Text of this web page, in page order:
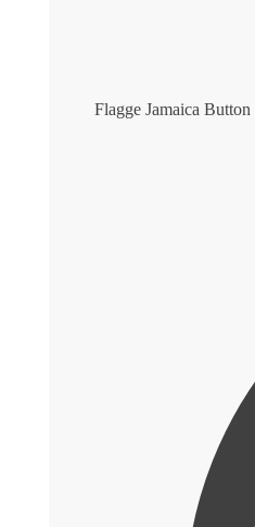
Flagge Jamaica Button